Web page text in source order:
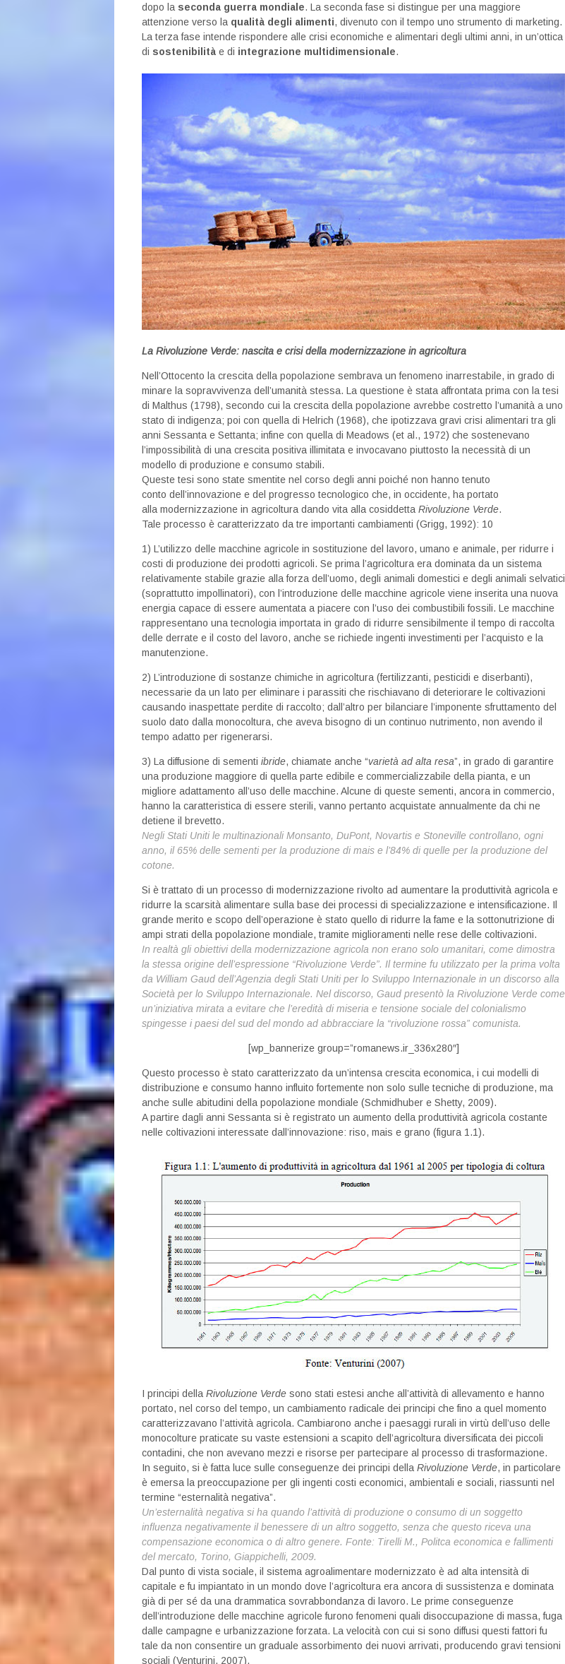
dopo la seconda guerra mondiale. La seconda fase si distingue per una maggiore
attenzione verso la qualità degli alimenti, divenuto con il tempo uno strumento di marketing.
La terza fase intende rispondere alle crisi economiche e alimentari degli ultimi anni, in un’ottica
di sostenibilità e di integrazione multidimensionale.
La Rivoluzione Verde: nascita e crisi della modernizzazione in agricoltura
Nell’Ottocento la crescita della popolazione sembrava un fenomeno inarrestabile, in grado di
minare la sopravvivenza dell’umanità stessa. La questione è stata affrontata prima con la tesi
di Malthus (1798), secondo cui la crescita della popolazione avrebbe costretto l’umanità a uno
stato di indigenza; poi con quella di Helrich (1968), che ipotizzava gravi crisi alimentari tra gli
anni Sessanta e Settanta; infine con quella di Meadows (et al., 1972) che sostenevano
l’impossibilità di una crescita positiva illimitata e invocavano piuttosto la necessità di un
modello di produzione e consumo stabili.
Queste tesi sono state smentite nel corso degli anni poiché non hanno tenuto
conto dell’innovazione e del progresso tecnologico che, in occidente, ha portato
alla modernizzazione in agricoltura dando vita alla cosiddetta Rivoluzione Verde.
Tale processo è caratterizzato da tre importanti cambiamenti (Grigg, 1992): 10
1) L’utilizzo delle macchine agricole in sostituzione del lavoro, umano e animale, per ridurre i
costi di produzione dei prodotti agricoli. Se prima l’agricoltura era dominata da un sistema
relativamente stabile grazie alla forza dell’uomo, degli animali domestici e degli animali selvatici
(soprattutto impollinatori), con l’introduzione delle macchine agricole viene inserita una nuova
energia capace di essere aumentata a piacere con l’uso dei combustibili fossili. Le macchine
rappresentano una tecnologia importata in grado di ridurre sensibilmente il tempo di raccolta
delle derrate e il costo del lavoro, anche se richiede ingenti investimenti per l’acquisto e la
manutenzione.
2) L’introduzione di sostanze chimiche in agricoltura (fertilizzanti, pesticidi e diserbanti),
necessarie da un lato per eliminare i parassiti che rischiavano di deteriorare le coltivazioni
causando inaspettate perdite di raccolto; dall’altro per bilanciare l’imponente sfruttamento del
suolo dato dalla monocoltura, che aveva bisogno di un continuo nutrimento, non avendo il
tempo adatto per rigenerarsi.
3) La diffusione di sementi ibride, chiamate anche “varietà ad alta resa”, in grado di garantire
una produzione maggiore di quella parte edibile e commercializzabile della pianta, e un
migliore adattamento all’uso delle macchine. Alcune di queste sementi, ancora in commercio,
hanno la caratteristica di essere sterili, vanno pertanto acquistate annualmente da chi ne
detiene il brevetto.
Negli Stati Uniti le multinazionali Monsanto, DuPont, Novartis e Stoneville controllano, ogni
anno, il 65% delle sementi per la produzione di mais e l’84% di quelle per la produzione del
cotone.
Si è trattato di un processo di modernizzazione rivolto ad aumentare la produttività agricola e
ridurre la scarsità alimentare sulla base dei processi di specializzazione e intensificazione. Il
grande merito e scopo dell’operazione è stato quello di ridurre la fame e la sottonutrizione di
ampi strati della popolazione mondiale, tramite miglioramenti nelle rese delle coltivazioni.
In realtà gli obiettivi della modernizzazione agricola non erano solo umanitari, come dimostra
la stessa origine dell’espressione “Rivoluzione Verde”. Il termine fu utilizzato per la prima volta
da William Gaud dell’Agenzia degli Stati Uniti per lo Sviluppo Internazionale in un discorso alla
Società per lo Sviluppo Internazionale. Neldiscorso, Gaud presentò la Rivoluzione Verde come
un’iniziativa mirata a evitare che l’eredità di miseria e tensione sociale del colonialismo
spingesse i paesi del sud del mondo ad abbracciare la “rivoluzione rossa” comunista.
[wp_bannerize group=”romanews.ir_336x280″]
Questo processo è stato caratterizzato da un’intensa crescita economica, i cui modelli di
distribuzione e consumo hanno influito fortemente non solo sulle tecniche di produzione, ma
anche sulle abitudini della popolazione mondiale (Schmidhuber e Shetty, 2009).
A partire dagli anni Sessanta si è registrato un aumento della produttività agricola costante
nelle coltivazioni interessate dall’innovazione: riso, mais e grano (figura 1.1).
I principi della Rivoluzione Verde sono stati estesi anche all’attività di allevamento e hanno
portato, nel corso del tempo, un cambiamento radicale dei principi che fino a quel momento
caratterizzavano l’attività agricola. Cambiarono anche i paesaggi rurali in virtù dell’uso delle
monocolture praticate su vaste estensioni a scapito dell’agricoltura diversificata dei piccoli
contadini, che non avevano mezzi e risorse per partecipare al processo di trasformazione.
In seguito, si è fatta luce sulle conseguenze dei principi della Rivoluzione Verde, in particolare
è emersa la preoccupazione per gli ingenti costi economici, ambientali e sociali, riassunti nel
termine “esternalità negativa”.
Un’esternalità negativa si ha quando l’attività di produzione o consumo di un soggetto
influenza negativamente il benessere di un altro soggetto, senza che questo riceva una
compensazione economica o di altro genere. Fonte: Tirelli M., Politca economica e fallimenti
del mercato, Torino, Giappichelli, 2009.
Dal punto di vista sociale, il sistema agroalimentare modernizzato è ad alta intensità di
capitale e fu impiantato in un mondo dove l’agricoltura era ancora di sussistenza e dominata
già di per sé da una drammatica sovrabbondanza di lavoro. Le prime conseguenze
dell’introduzione delle macchine agricole furono fenomeni quali disoccupazione di massa, fuga
dalle campagne e urbanizzazione forzata. La velocità con cui si sono diffusi questi fattori fu
tale da non consentire un graduale assorbimento dei nuovi arrivati, producendo gravi tensioni
sociali (Venturini, 2007).